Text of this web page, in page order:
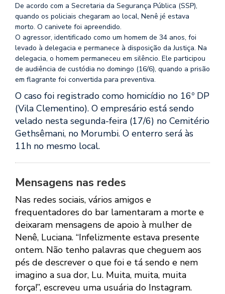
De acordo com a Secretaria da Segurança Pública (SSP),
quando os policiais chegaram ao local, Nenê jé estava
morto. O canivete foi apreendido.
O agressor, identificado como um homem de 34 anos, foi
levado à delegacia e permanece à disposição da Justiça. Na
delegacia, o homem permaneceu em silêncio. Ele participou
de audiência de custódia no domingo (16/6), quando a prisão
em flagrante foi convertida para preventiva.
O caso foi registrado como homicídio no 16º DP
(Vila Clementino). O empresário está sendo
velado nesta segunda-feira (17/6) no Cemitério
Gethsêmani, no Morumbi. O enterro será às
11h no mesmo local.
Mensagens nas redes
Nas redes sociais, vários amigos e
frequentadores do bar lamentaram a morte e
deixaram mensagens de apoio à mulher de
Nenê, Luciana. “Infelizmente estava presente
ontem. Não tenho palavras que cheguem aos
pés de descrever o que foi e tá sendo e nem
imagino a sua dor, Lu. Muita, muita, muita
força!”, escreveu uma usuária do Instagram.